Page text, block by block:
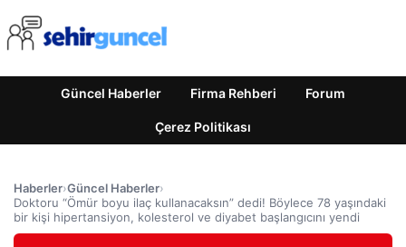
Güncel Haberler Firma Rehberi Forum
Çerez Politikası
Haberler›Güncel Haberler›
Doktoru “Ömür boyu ilaç kullanacaksın” dedi! Böylece 78 yaşındaki
bir kişi hipertansiyon, kolesterol ve diyabet başlangıcını yendi